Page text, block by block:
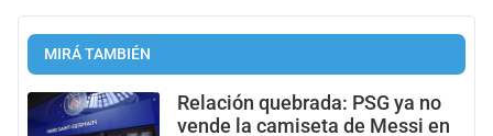
MIRÁ TAMBIÉN
Relación quebrada: PSG ya no
vende la camiseta de Messi en